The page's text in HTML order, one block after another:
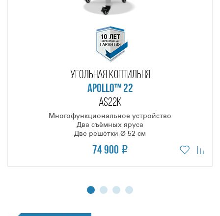
УГОЛЬНАЯ КОПТИЛЬНЯ
APOLLO™ 22
AS22K
Многофункциональное устройство
Два съёмных яруса
Две решётки Ø 52 см
74 900